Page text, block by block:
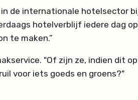
de internationale hotelsector
hotelverblijf iedere dag
te maken.”
"Of zijn ze, indien dit
voor iets goeds en groens?"